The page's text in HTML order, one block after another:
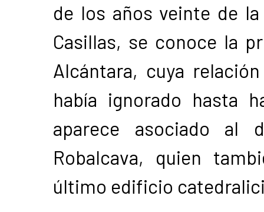
de los años veinte de
Casillas, se conoce la
Alcántara, cuya
había ignorado hasta
aparece asociado al
Robalcava, quien
último edificio